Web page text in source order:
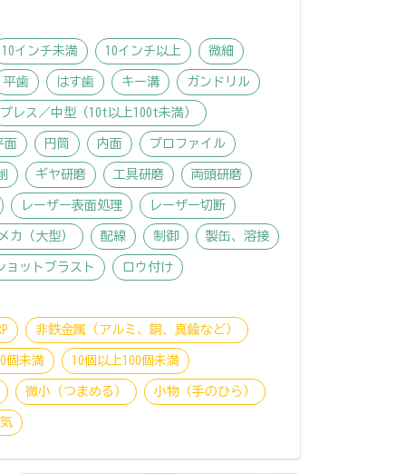
10インチ未満 10インチ以上 微細
平歯 はす歯 キー溝 ガンドリル
プレス／中型（10t以上100t未満）
面 円筒 内面 プロファイル
ギヤ研磨 工具研磨 両頭研磨
レーザー表面処理 レーザー切断
カ（大型） 配線 制御 製缶、溶接
ョットブラスト ロウ付け
非鉄金属（アルミ、銅、真鍮など）
個未満 10個以上100個未満
微小（つまめる） 小物（手のひら）